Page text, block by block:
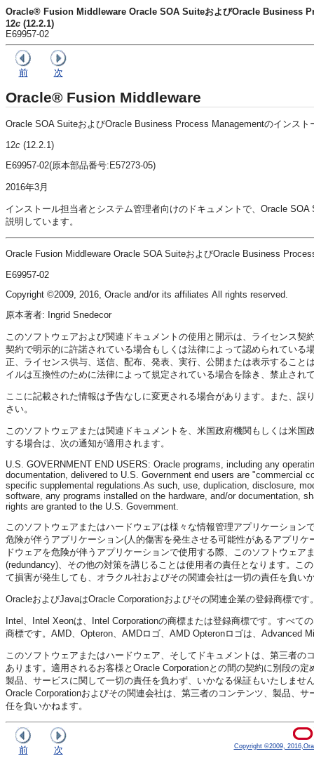
Oracle® Fusion Middleware Oracle SOA SuiteおよびOracle Business
12c (12.2.1)
E69957-02
前 次
Oracle® Fusion Middleware
Oracle SOA SuiteおよびOracle Business Process Managementのインスト
12c (12.2.1)
E69957-02(原本部品番号:E57273-05)
2016年3月
インストール担当者とシステム管理者向けのドキュメントで、 Oracle SOA
説明しています。
Oracle Fusion Middleware Oracle SOA SuiteおよびOracle Business
E69957-02
Copyright ©2009, 2016, Oracle and/or its affiliates All rights reserved.
原本著者: Ingrid Snedecor
このソフトウェアおよび関連ドキュメントの使用と開示は、ライセンス
契約で明示的に許諾されている場合もしくは法律によって認められてい
正、ライセンス供与、送信、配布、発表、実行、公開または表示するこ
イルは互換性のために法律によって規定されている場合を除き、禁止され
ここに記載された情報は予告なしに変更される場合があります。また、
さい。
このソフトウェアまたは関連ドキュメントを、米国政府機関もしくは米
する場合は、次の通知が適用されます。
U.S. GOVERNMENT END USERS: Oracle programs, including any
documentation, delivered to U.S. Government end users are "commercial
specific supplemental regulations.As such, use, duplication, disclosure,
software, any programs installed on the hardware, and/or documentation,
rights are granted to the U.S. Government.
このソフトウェアまたはハードウェアは様々な情報管理アプリケーショ
危険が伴うアプリケーション(人的傷害を発生させる可能性があるアプリ
ドウェアを危険が伴うアプリケーションで使用する際、このソフトウェ
(redundancy)、その他の対策を講じることは使用者の責任となります。こ
て損害が発生しても、オラクル社およびその関連会社は一切の責任を負い
OracleおよびJavaはOracle Corporationおよびその関連企業の登録商標で
Intel、Intel Xeonは、Intel Corporationの商標または登録商標です。すべて
商標です。AMD、Opteron、AMDロゴ、AMD Opteronロゴは、Advanced
このソフトウェアまたはハードウェア、そしてドキュメントは、第三者
あります。適用されるお客様とOracle Corporationとの間の契約に別段の
製品、サービスに関して一切の責任を負わず、いかなる保証もいたしま
Oracle Corporationおよびその関連会社は、第三者のコンテンツ、製品、
任を負いかねます。
前 次 Copyright ©2009,